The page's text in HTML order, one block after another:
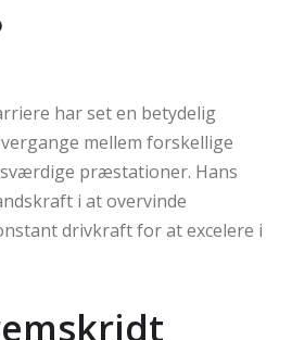
har set en betydelig
mellem forskellige
præstationer. Hans
i at overvinde
drivkraft for at excelere i